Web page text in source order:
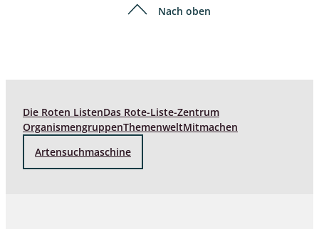
Nach oben
Die Roten ListenDas Rote-Liste-Zentrum
OrganismengruppenThemenweltMitmachen
Artensuchmaschine